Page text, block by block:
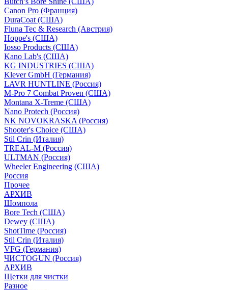
Canon Pro (Франция)
DuraCoat (США)
Fluna Tec & Research (Австрия)
Hoppe's (США)
Iosso Products (США)
Kano Lab's (США)
KG INDUSTRIES (США)
Klever GmbH (Германия)
LAVR HUNTLINE (Россия)
M-Pro 7 Combat Proven (СШA)
Montana X-Treme (США)
Nano Protech (Россия)
NK NOVOKRASKA (Россия)
Shooter's Choice (СШA)
Stil Crin (Италия)
TREAL-M (Россия)
ULTMAN (Россия)
Wheeler Engineering (СШA)
Россия
Прочее
АРХИВ
Шомпола
Bore Tech (США)
Dewey (США)
ShotTime (Россия)
Stil Crin (Италия)
VFG (Германия)
ЧИСТОGUN (Россия)
АРХИВ
Щетки для чистки
Разное